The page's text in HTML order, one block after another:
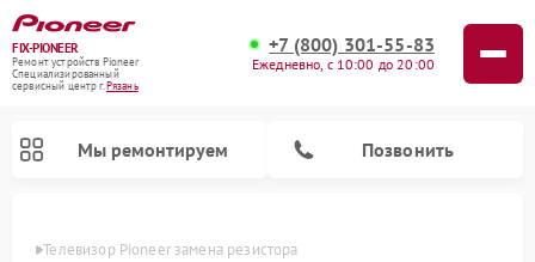
FIX-PIONEER
Ремонт устройств Pioneer
Специализированный
cервисный центр г.Рязань
+7 (800) 301-55-83
Ежедневно, с 10:00 до 20:00
Мы ремонтируем Позвонить
Телевизор Pioneer замена резистора